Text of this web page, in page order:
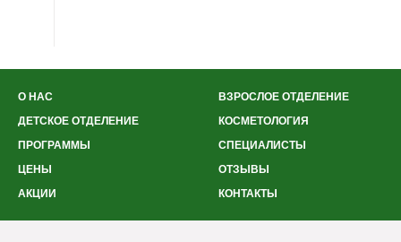
О НАС
ВЗРОСЛОЕ ОТДЕЛЕНИЕ
ДЕТСКОЕ ОТДЕЛЕНИЕ
КОСМЕТОЛОГИЯ
ПРОГРАММЫ
СПЕЦИАЛИСТЫ
ЦЕНЫ
ОТЗЫВЫ
АКЦИИ
КОНТАКТЫ